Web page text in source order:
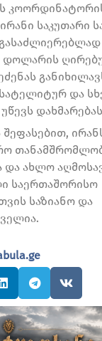
საკუთარი
და
და ახლო
საერთაშორისო
საზიანო და